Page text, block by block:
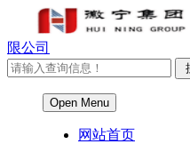
限公司
Open Menu
网站首页